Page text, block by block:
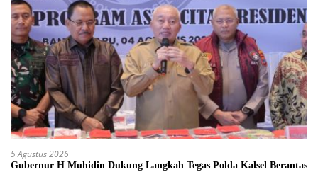
5 Agustus 2026
Gubernur H Muhidin Dukung Langkah Tegas Polda Kalsel Berantas